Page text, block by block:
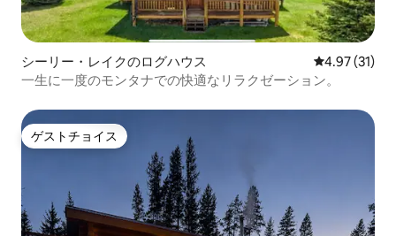
シーリー・レイクのログハウス レビュー31
4.97 (31)
一生に一度のモンタナでの快適なリラクゼーション。
ゲストチョイス
ゲストチョイス